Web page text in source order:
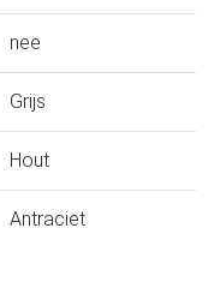
nee
Grijs
Hout
Antraciet